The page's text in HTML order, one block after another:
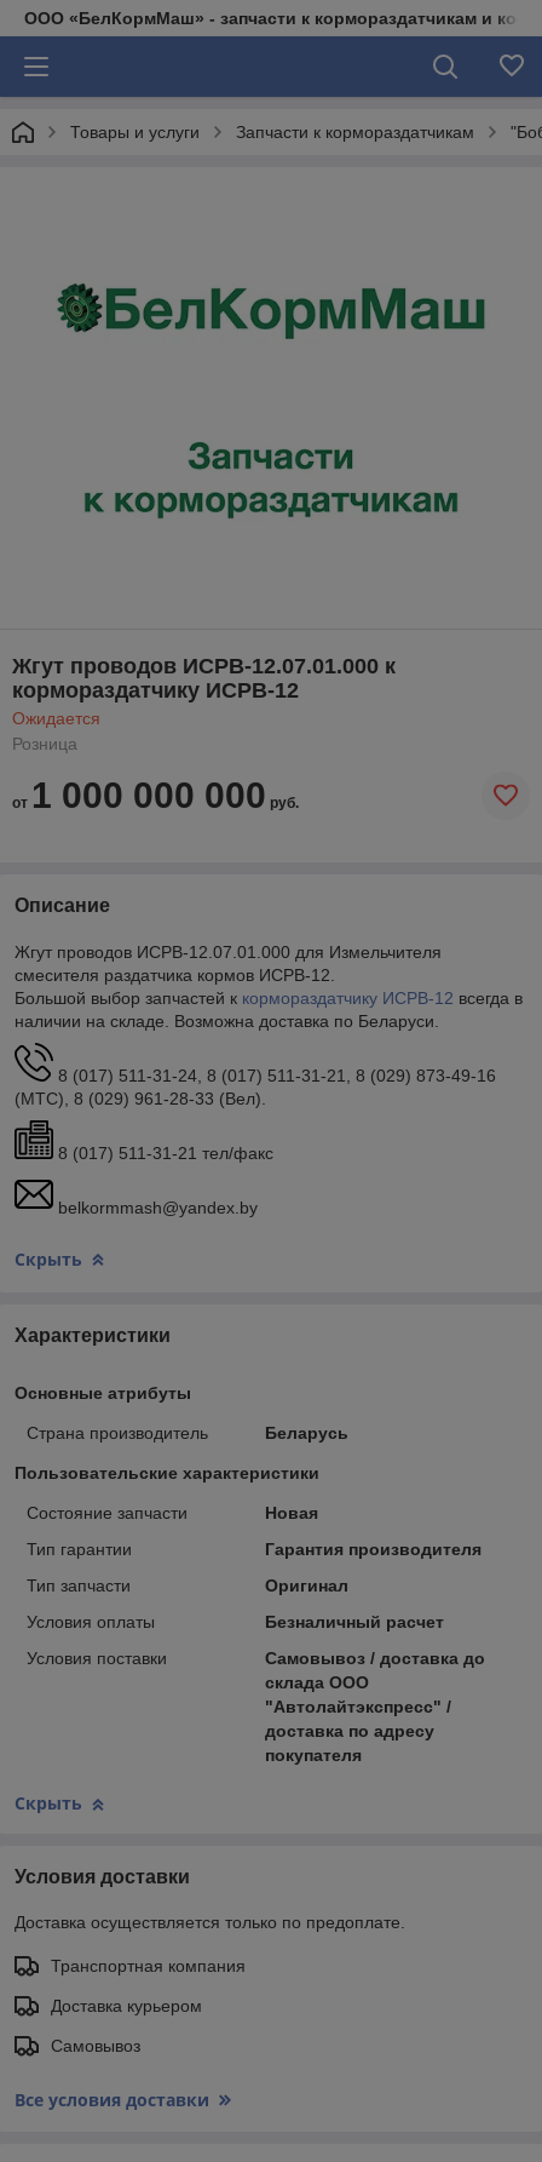
ООО «БелКормМаш» - запчасти к кормораздатчикам и
Товары и услуги Запчасти к кормораздатчикам
Жгут проводов ИСРВ-12.07.01.000 к
кормораздатчику ИСРВ-12
Ожидается
Розница
от 1 000 000 000 руб.
Описание
Жгут проводов ИСРВ-12.07.01.000 для Измельчителя
смесителя раздатчика кормов ИСРВ-12.
Большой выбор запчастей к кормораздатчику ИСРВ-12 всегда в
наличии на складе. Возможна доставка по Беларуси.
8 (017) 511-31-24, 8 (017) 511-31-21, 8 (029) 873-49-16
(МТС), 8 (029) 961-28-33 (Вел).
8 (017) 511-31-21 тел/факс
belkormmash@yandex.by
Скрыть
Характеристики
Основные атрибуты
Страна производитель Беларусь
Пользовательские характеристики
Состояние запчасти
Новая
Тип гарантии
Гарантия производителя
Тип запчасти
Оригинал
Условия оплаты
Безналичный расчет
Условия поставки
Самовывоз / доставка до
склада ООО
"Автолайтэкспресс" /
доставка по адресу
покупателя
Скрыть
Условия доставки
Доставка осуществляется только по предоплате.
Транспортная компания
Доставка курьером
Самовывоз
Все условия доставки